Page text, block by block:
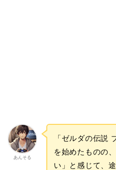
あんそる
「ゼルダの伝説
を始めたものの
い」と感じて、